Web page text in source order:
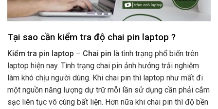
Tại sao cần kiểm tra độ chai pin laptop ?
Kiểm tra pin laptop – Chai pin là tình trạng phổ biến trên
laptop hiện nay. Tình trạng chai pin ảnh hưởng trải nghiệm
làm khó chịu người dùng. Khi chai pin thì laptop như mất đi
một nguồn năng lượng dự trữ mỗi lần sử dụng cần phải cắm
sạc liên tục vô cùng bất liện. Hơn nữa khi chai pin thì độ bền